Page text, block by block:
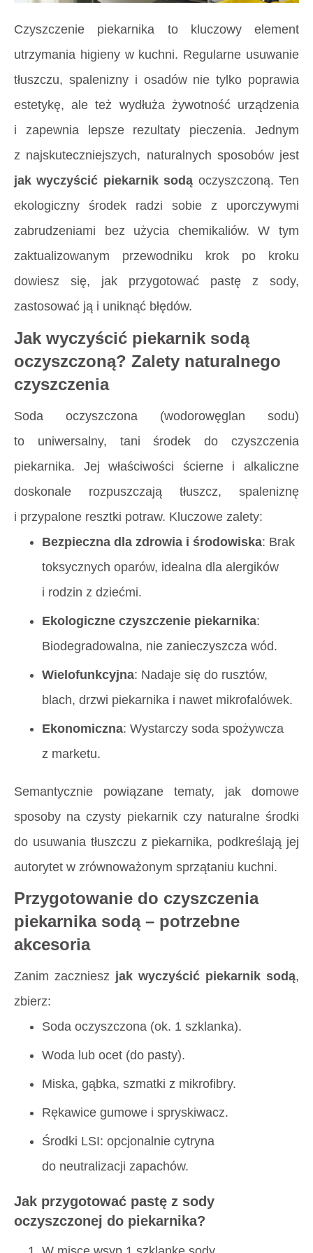
Czyszczenie piekarnika to kluczowy element
utrzymania higieny w kuchni. Regularne usuwanie
tłuszczu, spalenizny i osadów nie tylko poprawia
estetykę, ale też wydłuża żywotność urządzenia
i zapewnia lepsze rezultaty pieczenia. Jednym
z najskuteczniejszych, naturalnych sposobów jest
jak wyczyścić piekarnik sodą oczyszczoną. Ten
ekologiczny środek radzi sobie z uporczywymi
zabrudzeniami bez użycia chemikaliów. W tym
zaktualizowanym przewodniku krok po kroku
dowiesz się, jak przygotować pastę z sody,
zastosować ją i uniknąć błędów.
Jak wyczyścić piekarnik sodą
oczyszczoną? Zalety naturalnego
czyszczenia
Soda oczyszczona (wodorowęglan sodu)
to uniwersalny, tani środek do czyszczenia
piekarnika. Jej właściwości ścierne i alkaliczne
doskonale rozpuszczają tłuszcz, spaleniznę
i przypalone resztki potraw. Kluczowe zalety:
Bezpieczna dla zdrowia i środowiska: Brak
toksycznych oparów, idealna dla alergików
i rodzin z dziećmi.
Ekologiczne czyszczenie piekarnika:
Biodegradowalna, nie zanieczyszcza wód.
Wielofunkcyjna: Nadaje się do rusztów,
blach, drzwi piekarnika i nawet mikrofalówek.
Ekonomiczna: Wystarczy soda spożywcza
z marketu.
Semantycznie powiązane tematy, jak domowe
sposoby na czysty piekarnikczy naturalne środki
do usuwania tłuszczu z piekarnika, podkreślają jej
autorytet w zrównoważonym sprzątaniu kuchni.
Przygotowanie do czyszczenia
piekarnika sodą – potrzebne
akcesoria
Zanim zaczniesz jak wyczyścić piekarnik sodą,
zbierz:
Soda oczyszczona (ok. 1 szklanka).
Woda lub ocet (do pasty).
Miska, gąbka, szmatki z mikrofibry.
Rękawice gumowe i spryskiwacz.
Środki LSI: opcjonalnie cytryna
do neutralizacji zapachów.
Jak przygotować pastę z sody
oczyszczonej do piekarnika?